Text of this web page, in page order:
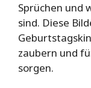
Sprüchen und
sind. Diese
zaubern und
sorgen.